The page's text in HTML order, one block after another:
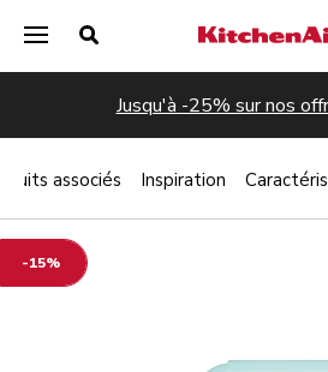
Jusqu'à -25% sur nos
-15%
associés Inspiration